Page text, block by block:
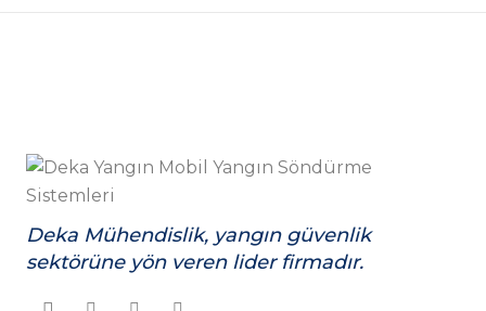
Deka Mühendislik, yangın güvenlik
sektörüne yön veren lider firmadır.